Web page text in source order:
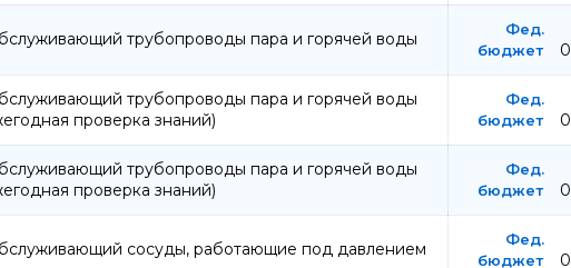
трубопроводы пара и горячей воды
0
трубопроводы пара и горячей воды
проверка знаний)
0
трубопроводы пара и горячей воды
проверка знаний)
0
сосуды, работающие под давлением
0